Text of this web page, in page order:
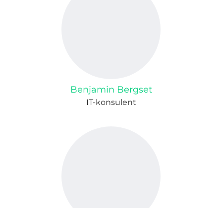
Benjamin Bergset
IT-konsulent